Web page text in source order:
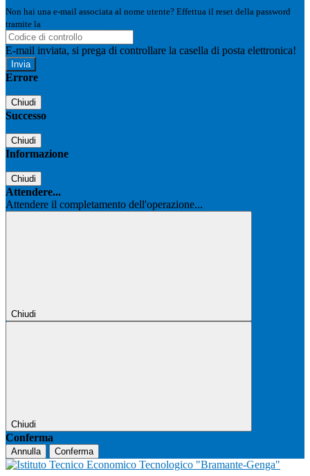
Non hai una e-mail associata al nome utente? Effettua il reset della password
tramite la
E-mail inviata, si prega di controllare la casella di posta elettronica!
Errore
Chiudi
Successo
Chiudi
Informazione
Chiudi
Attendere...
Attendere il completamento dell'operazione...
Chiudi
Chiudi
Conferma
Annulla Conferma